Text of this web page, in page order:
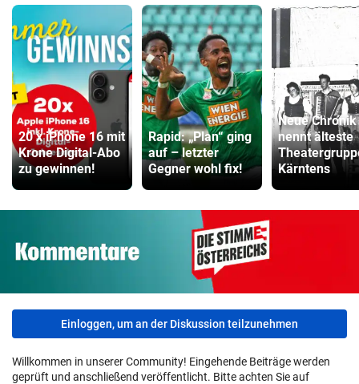
20 x iPhone 16 mit
Krone Digital-Abo
zu gewinnen!
Rapid: „Plan“ ging
auf – letzter
Gegner wohl fix!
Neue Chronik
nennt älteste
Kärntens
Einloggen, um an der Diskussion teilzunehmen
Willkommen in unserer Community! Eingehende Beiträge werden
geprüft und anschließend veröffentlicht. Bitte achten Sie auf